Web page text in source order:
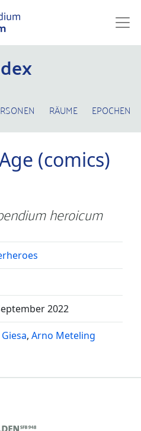
RÄUME EPOCHEN
(comics)
heroicum
2022
Arno Meteling